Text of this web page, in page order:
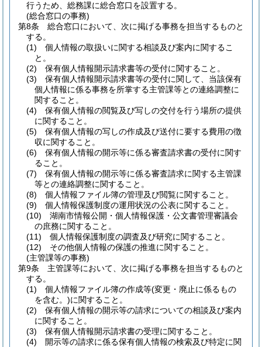
行うため、総務課に総合窓口を設置する。
(総合窓口の事務)
第8条
総合窓口において、次に掲げる事務を担当するものと
する。
(1)
個人情報の取扱いに関する相談及び案内に関するこ
と。
(2)
保有個人情報開示請求書等の受付に関すること。
(3)
保有個人情報開示請求書等の受付に関して、当該保有
個人情報に係る事務を所掌する主管課等との連絡調整に
関すること。
(4)
保有個人情報の閲覧及び写しの交付を行う場所の提供
に関すること。
(5)
保有個人情報の写しの作成及び送付に要する費用の徴
収に関すること。
(6)
保有個人情報の開示等に係る審査請求書の受付に関す
ること。
(7)
保有個人情報の開示等に係る審査請求に関する主管課
等との連絡調整に関すること。
(8)
個人情報ファイル簿の管理及び閲覧に関すること。
(9)
個人情報保護制度の運用状況の公表に関すること。
(10)
湖南市情報公開・個人情報保護・公文書管理審議会
の庶務に関すること。
(11)
個人情報保護制度の調査及び研究に関すること。
(12)
その他個人情報の保護の推進に関すること。
(主管課等の事務)
第9条
主管課等において、次に掲げる事務を担当するものと
する。
(1)
個人情報ファイル簿の作成等(変更・廃止に係るもの
を含む。)に関すること。
(2)
保有個人情報の開示等の請求についての相談及び案内
に関すること。
(3)
保有個人情報開示請求書の受理に関すること。
(4)
開示等の請求に係る保有個人情報の検索及び特定に関